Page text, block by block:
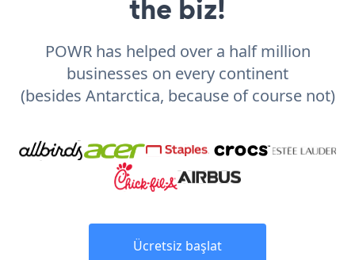
the biz!
POWR has helped over a half million
businesses on every continent
(besides Antarctica, because of course not)
Ücretsiz başlat